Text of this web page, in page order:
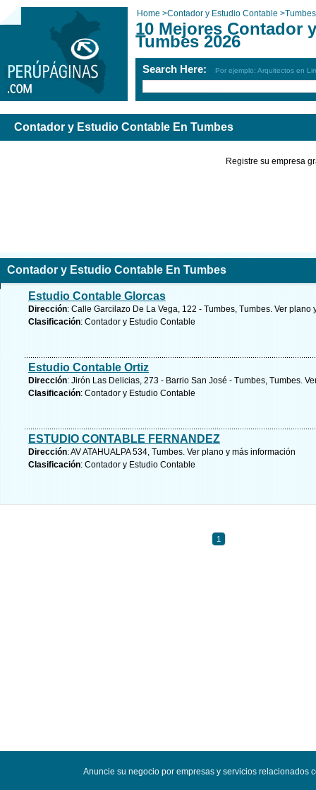
Home >Contador y Estudio Contable >Tumbes
10 Mejores Contador
Tumbes 2026
Search Here: Por ejemplo: Arquitectos en
Contador y Estudio Contable En Tumbes
Registre su empresa
Contador y Estudio Contable En Tumbes
Estudio Contable Glorcas
Dirección: Calle Garcilazo De La Vega, 122 - Tumbes, Tumbes. Ver plano
Clasificación: Contador y Estudio Contable
Estudio Contable Ortiz
Dirección: Jirón Las Delicias, 273 - Barrio San José - Tumbes, Tumbes.
Clasificación: Contador y Estudio Contable
ESTUDIO CONTABLE FERNANDEZ
Dirección: AV ATAHUALPA 534, Tumbes. Ver plano y más información
Clasificación: Contador y Estudio Contable
1
Anuncie su negocio por empresas y servicios relacionados